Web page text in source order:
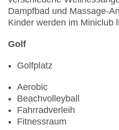
Dampfbad und Massage-
Kinder werden im Miniclub
Golf
Golfplatz
Aerobic
Beachvolleyball
Fahrradverleih
Fitnessraum